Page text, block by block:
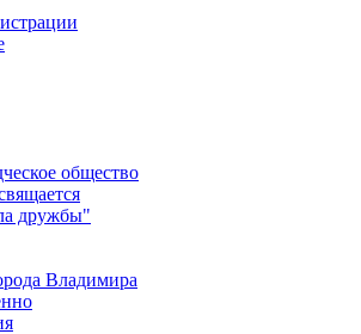
общество
дружбы"
Владимира